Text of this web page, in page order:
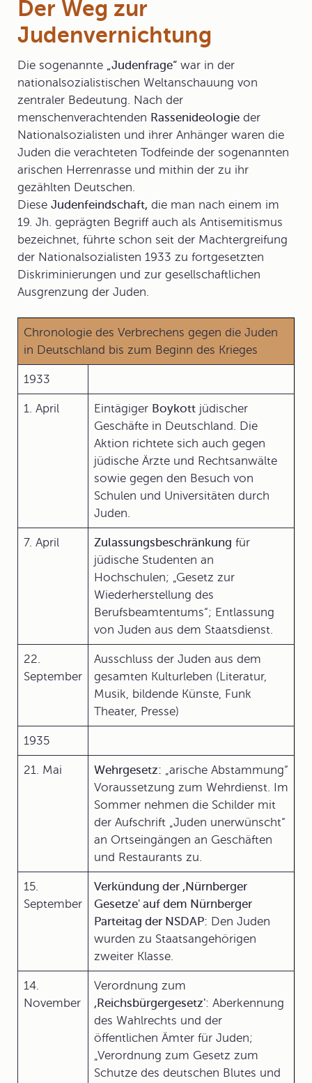
Der Weg zur
Judenvernichtung
Die sogenannte „Judenfrage“ war in der
nationalsozialistischen Weltanschauung von
zentraler Bedeutung. Nach der
menschenverachtenden Rassenideologie der
Nationalsozialisten und ihrer Anhänger waren die
Juden die verachteten Todfeinde der sogenannten
arischen Herrenrasse und mithin der zu ihr
gezählten Deutschen.
Diese Judenfeindschaft, die man nach einem im
19. Jh. geprägten Begriff auch als Antisemitismus
bezeichnet, führte schon seit der Machtergreifung
der Nationalsozialisten 1933 zu fortgesetzten
Diskriminierungen und zur gesellschaftlichen
Ausgrenzung der Juden.
Chronologie des Verbrechens gegen die Juden
in Deutschland bis zum Beginn des Krieges
1933
1. April Eintägiger Boykott jüdischer
Geschäfte in Deutschland. Die
Aktion richtete sich auch gegen
jüdische Ärzte und Rechtsanwälte
sowie gegen den Besuch von
Schulen und Universitäten durch
Juden.
7. April Zulassungsbeschränkung für
jüdische Studenten an
Hochschulen; „Gesetz zur
Wiederherstellung des
Berufsbeamtentums“; Entlassung
von Juden aus dem Staatsdienst.
22.
September
Ausschluss der Juden aus dem
gesamten Kulturleben (Literatur,
Musik, bildende Künste, Funk
Theater, Presse)
1935
21. Mai Wehrgesetz: „arische Abstammung“
Voraussetzung zum Wehrdienst. Im
Sommer nehmen die Schilder mit
der Aufschrift „Juden unerwünscht“
an Ortseingängen an Geschäften
und Restaurants zu.
15.
September
Verkündung der ,Nürnberger
Gesetze' auf dem Nürnberger
Parteitag der NSDAP: Den Juden
wurden zu Staatsangehörigen
zweiter Klasse.
14.
November
Verordnung zum
,Reichsbürgergesetz': Aberkennung
des Wahlrechts und der
öffentlichen Ämter für Juden;
„Verordnung zum Gesetz zum
Schutze des deutschen Blutes und